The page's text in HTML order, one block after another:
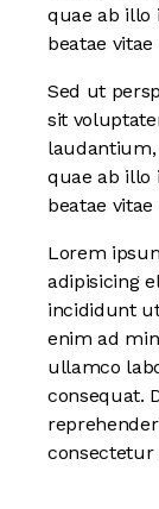
quae ab illo
beatae
Sed ut
sit
quae ab illo
beatae
Lorem
adipisicing
incididunt
enim ad
ullamco
consequat.
consectetur